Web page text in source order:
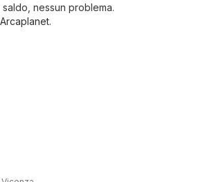
nessun problema.
Arcaplanet.